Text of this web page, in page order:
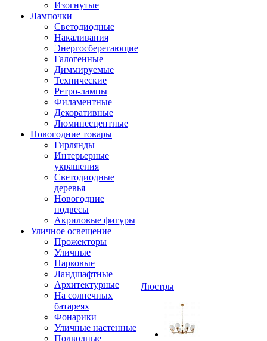
Изогнутые
Лампочки
Светодиодные
Накаливания
Энергосберегающие
Галогенные
Диммируемые
Технические
Ретро-лампы
Филаментные
Декоративные
Люминесцентные
Новогодние товары
Гирлянды
Интерьерные
украшения
Светодиодные
деревья
Новогодние
подвесы
Акриловые фигуры
Уличное освещение
Прожекторы
Уличные
Парковые
Ландшафтные
Архитектурные
На солнечных
батареях
Фонарики
Уличные настенные
Подводные
Люстры